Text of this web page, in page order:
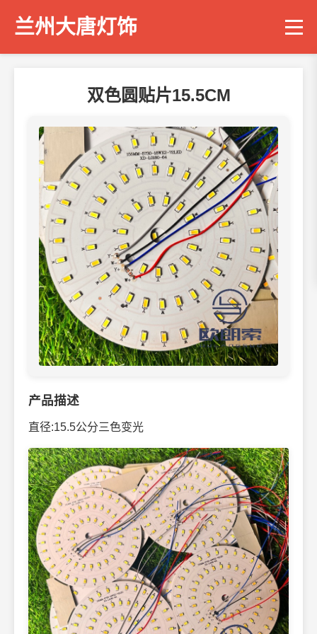
兰州大唐灯饰
双色圆贴片15.5CM
产品描述
直径:15.5公分三色变光